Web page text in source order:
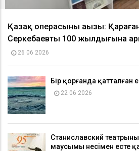
Қазақ операсының аңызы:
Серкебаевтың 100 жылдығына
26 06 2026
Бір қорғанда қатталған
22 06 2026
Станиславский
маусымы несімен есте